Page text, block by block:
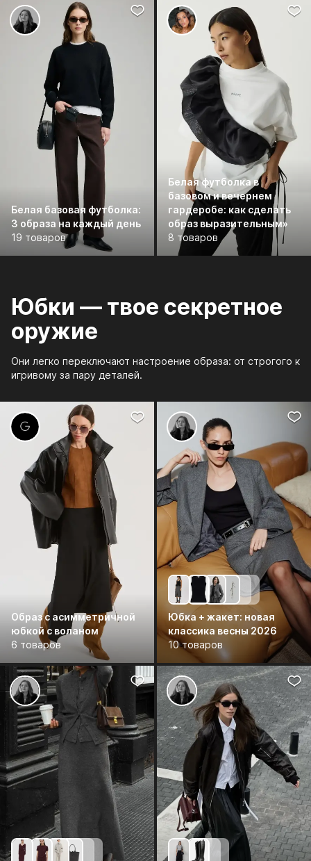
Белая базовая футболка:
3 образа на каждый день
19 товаров
Белая футболка в
базовом и вечернем
гардеробе: как сделать
образ выразительным»
8 товаров
Юбки — твое секретное
оружие
Они легко переключают настроение образа: от строгого к
игривому за пару деталей.
Образ с асимметричной
юбкой с воланом
6 товаров
Юбка + жакет: новая
классика весны 2026
10 товаров